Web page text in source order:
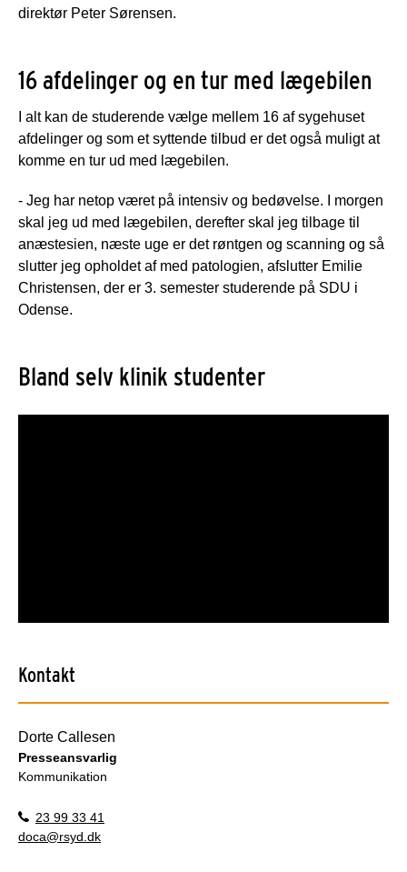
direktør Peter Sørensen.
16 afdelinger og en tur med lægebilen
I alt kan de studerende vælge mellem 16 af sygehuset
afdelinger og som et syttende tilbud er det også muligt at
komme en tur ud med lægebilen.
- Jeg har netop været på intensiv og bedøvelse. I morgen
skal jeg ud med lægebilen, derefter skal jeg tilbage til
anæstesien, næste uge er det røntgen og scanning og så
slutter jeg opholdet af med patologien, afslutter Emilie
Christensen, der er 3. semester studerende på SDU i
Odense.
Bland selv klinik studenter
Kontakt
Dorte Callesen
Presseansvarlig
Kommunikation
23 99 33 41
doca@rsyd.dk